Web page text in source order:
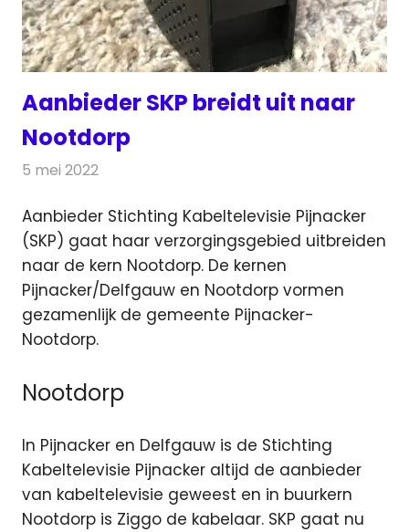
Aanbieder SKP breidt uit naar
Nootdorp
5 mei 2022
Aanbieder Stichting Kabeltelevisie Pijnacker
(SKP) gaat haar verzorgingsgebied uitbreiden
naar de kern Nootdorp. De kernen
Pijnacker/Delfgauw en Nootdorp vormen
gezamenlijk de gemeente Pijnacker-
Nootdorp.
Nootdorp
In Pijnacker en Delfgauw is de Stichting
Kabeltelevisie Pijnacker altijd de aanbieder
van kabeltelevisie geweest en in buurkern
Nootdorp is Ziggo de kabelaar. SKP gaat nu